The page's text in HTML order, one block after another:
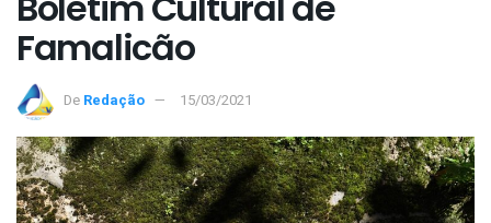
Famalicão
De Redação 15/03/2021